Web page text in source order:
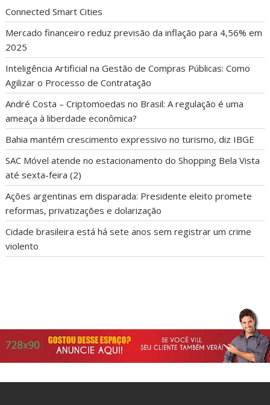
Connected Smart Cities
Mercado financeiro reduz previsão da inflação para 4,56% em
2025
Inteligência Artificial na Gestão de Compras Públicas: Como
Agilizar o Processo de Contratação
André Costa – Criptomoedas no Brasil: A regulação é uma
ameaça à liberdade econômica?
Bahia mantém crescimento expressivo no turismo, diz IBGE
SAC Móvel atende no estacionamento do Shopping Bela Vista
até sexta-feira (2)
Ações argentinas em disparada: Presidente eleito promete
reformas, privatizações e dolarização
Cidade brasileira está há sete anos sem registrar um crime
violento